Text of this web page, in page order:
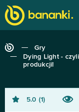
Gry
Dying Light -
produkcji!
5.0 1